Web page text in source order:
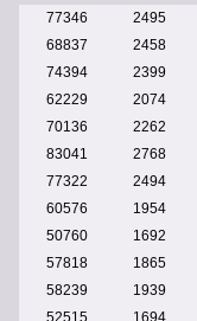
77346
2495
68837
2458
74394
2399
62229
2074
70136
2262
83041
2768
77322
2494
60576
1954
50760
1692
57818
1865
58239
1939
52515
1694